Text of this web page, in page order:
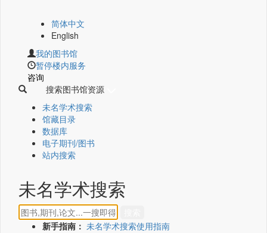
简体中文
English
我的图书馆
暂停楼内服务
咨询
搜索图书馆资源
未名学术搜索
馆藏目录
数据库
电子期刊/图书
站内搜索
未名学术搜索
新手指南： 未名学术搜索使用指南